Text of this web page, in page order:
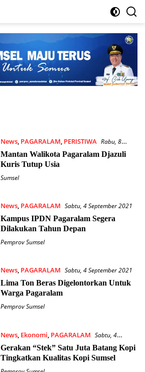
News, PAGARALAM PERISTIWA Rabu, 8
September 2021
Mantan Walikota Pagaralam Djazuli
Kuris Tutup Usia
Sumsel
News, PAGARALAM Sabtu, 4 September 2021
Kampus IPDN Pagaralam Segera
Dilakukan Tahun Depan
Pemprov Sumsel
News, PAGARALAM Sabtu, 4 September 2021
Lima Ton Beras Digelontorkan Untuk
Warga Pagaralam
Pemprov Sumsel
News, Ekonomi, PAGARALAM Sabtu, 4
September 2021
Gerakan “Stek” Satu Juta Batang Kopi
Tingkatkan Kualitas Kopi Sumsel